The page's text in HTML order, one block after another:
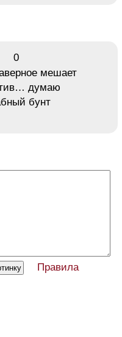
0
мешает
думаю
бунт
Правила